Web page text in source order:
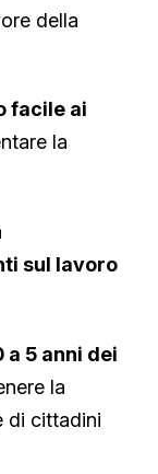
della
facile ai
la
sul lavoro
a 5 anni dei
la
di cittadini